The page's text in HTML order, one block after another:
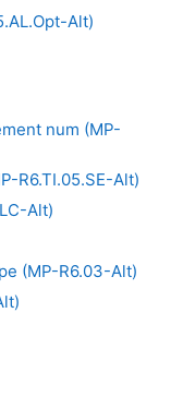
Alt)
num (MP-
R6.TI.05.SE-Alt)
Alt)
(MP-R6.03-Alt)